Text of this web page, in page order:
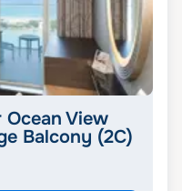
View
Balcony (2C)